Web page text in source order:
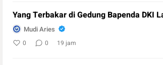
Yang Terbakar di Gedung Bapenda DKI
Mudi Aries
0 0 19 jam